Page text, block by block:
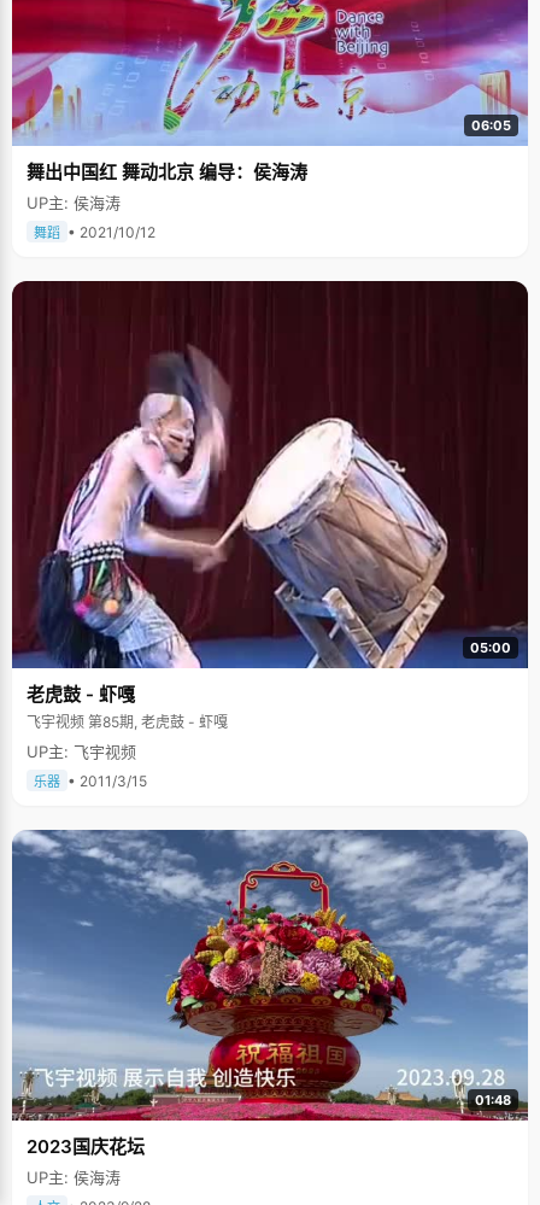
06:05
舞出中国红 舞动北京 编导：侯海涛
UP主: 侯海涛
舞蹈 • 2021/10/12
05:00
老虎鼓 - 虾嘎
飞宇视频 第85期, 老虎鼓 - 虾嘎
UP主: 飞宇视频
乐器 • 2011/3/15
01:48
2023国庆花坛
UP主: 侯海涛